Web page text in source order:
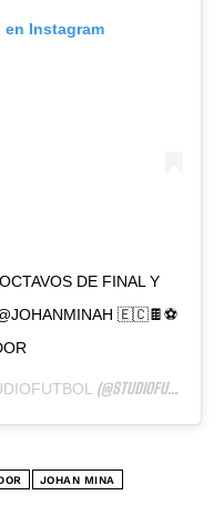
en Instagram
DE FINAL Y
🇪🇨🍫⚽️
(@STUDIOFUTBOLWEB) EL
JOHAN MINA